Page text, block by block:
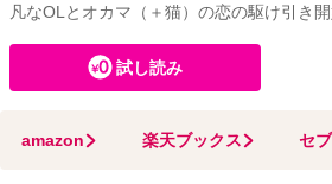
凡なOLとオカマ（＋猫）の恋の駆け引き
試し読み
amazon 楽天ブックス セ